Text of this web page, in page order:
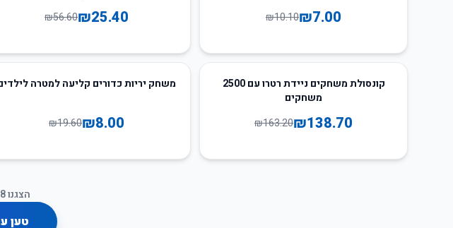
₪7.00
₪10.10
₪25.40
₪56.60
15
קונסולת משחקים ניידת רטרו עם 2500
משחקים
₪138.70
₪163.20
59%
משחק יריות כדורים קליעה למטרה
₪8.00
₪19.60
הצגנו8
טען